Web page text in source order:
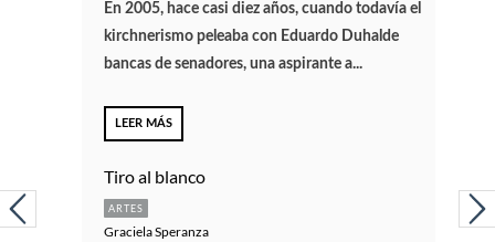
En 2005, hace casi diez años, cuando todavía el
kirchnerismo peleaba con Eduardo Duhalde
bancas de senadores, una aspirante a...
LEER MÁS
Tiro al blanco
ARTES
Graciela Speranza